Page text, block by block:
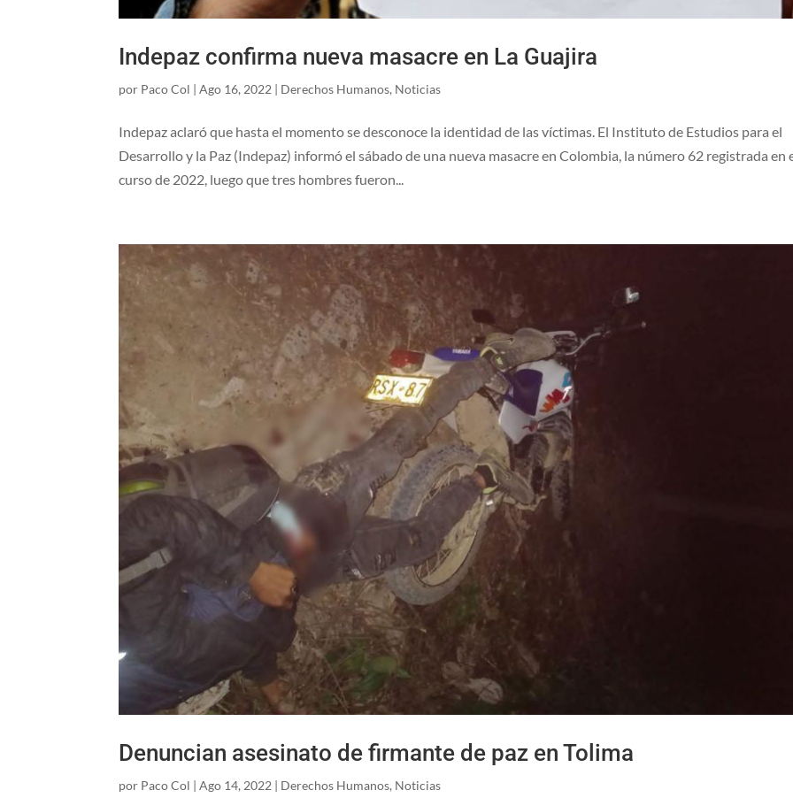
Indepaz confirma nueva masacre en La Guajira
por Paco Col |Ago 16, 2022 | Derechos Humanos, Noticias
Indepaz aclaró que hasta el momento se desconoce la identidad de las víctimas. El Instituto de Estudios para el
Desarrollo y la Paz (Indepaz) informó el sábado de una nueva masacre en Colombia, la número 62 registrada en
curso de 2022, luego que tres hombres fueron...
Denuncian asesinato de firmante de paz en Tolima
por Paco Col |Ago 14, 2022 | Derechos Humanos, Noticias